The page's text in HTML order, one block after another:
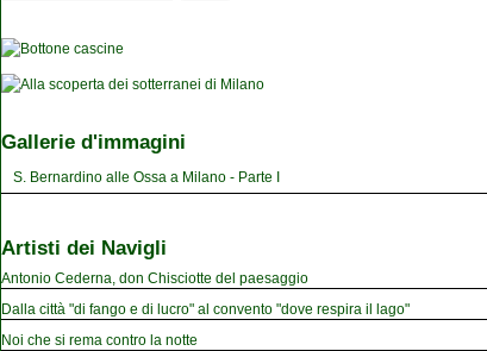
Gallerie d'immagini
S. Bernardino alle Ossa a Milano - Parte I
Artisti dei Navigli
Antonio Cederna, don Chisciotte del paesaggio
Dalla città "di fango e di lucro" al convento "dove respira il lago"
Noi che si rema contro la notte